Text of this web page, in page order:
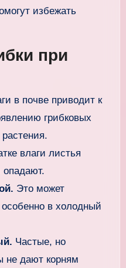
избежать
при
в почве приводит к
грибковых
влаги листья
Это может
в холодный
Частые, но
не дают корням